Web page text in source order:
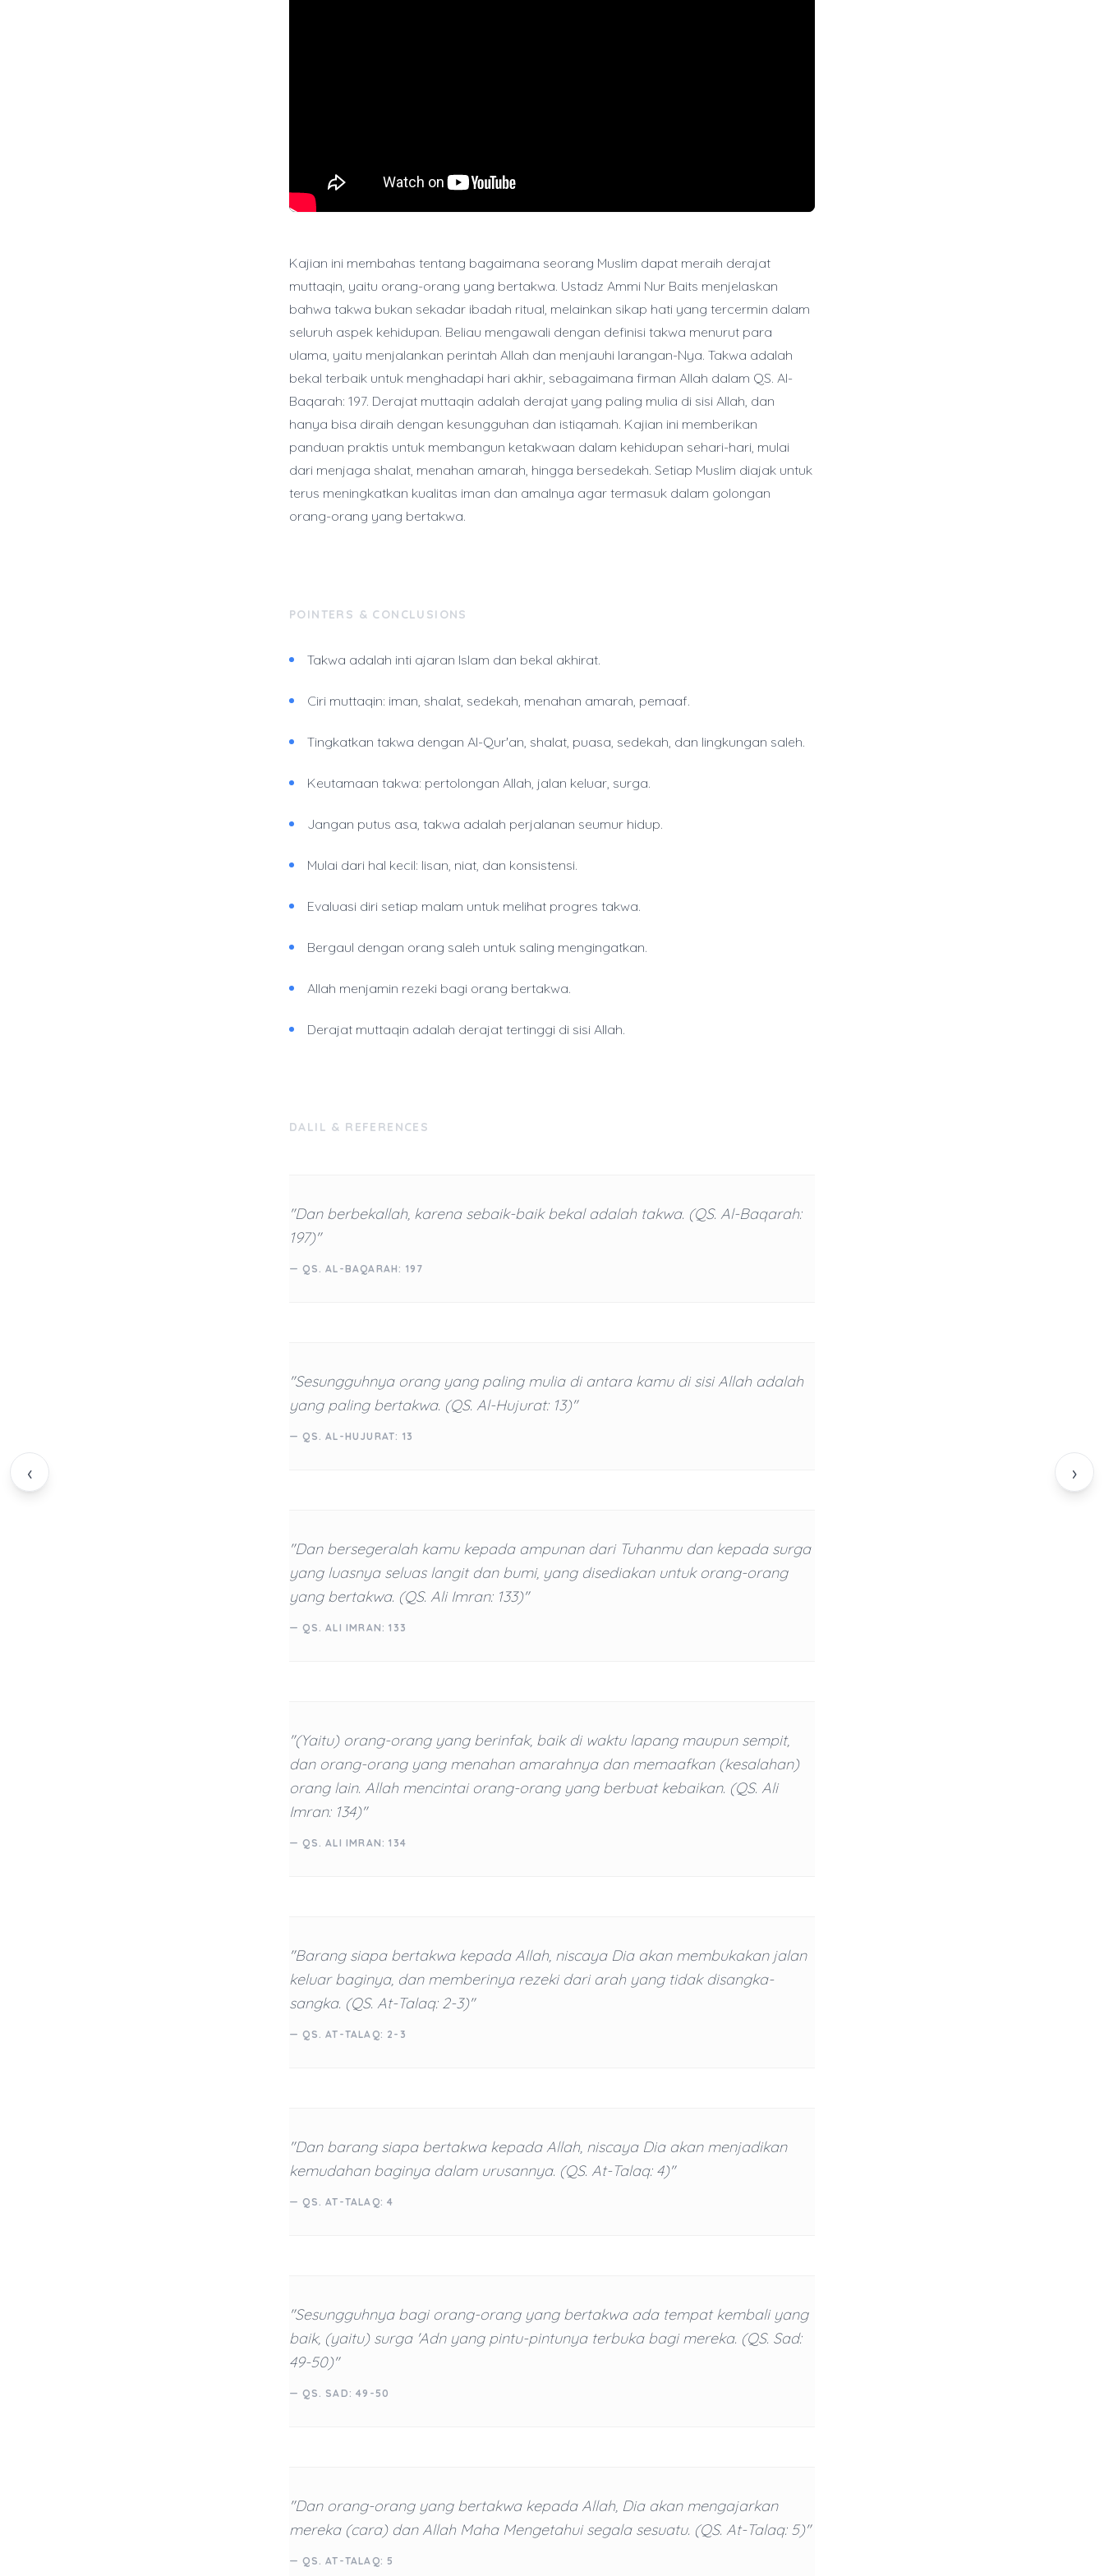
‹ ›
Kajian ini membahas tentang bagaimana seorang Muslim dapat meraih derajat
muttaqin, yaitu orang-orang yang bertakwa. Ustadz Ammi Nur Baits menjelaskan
bahwa takwa bukan sekadar ibadah ritual, melainkan sikap hati yang tercermin dalam
seluruh aspek kehidupan. Beliau mengawali dengan definisi takwa menurut para
ulama, yaitu menjalankan perintah Allah dan menjauhi larangan-Nya. Takwa adalah
bekal terbaik untuk menghadapi hari akhir, sebagaimana firman Allah dalam QS. Al-
Baqarah: 197. Derajat muttaqin adalah derajat yang paling mulia di sisi Allah, dan
hanya bisa diraih dengan kesungguhan dan istiqamah. Kajian ini memberikan
panduan praktis untuk membangun ketakwaan dalam kehidupan sehari-hari, mulai
dari menjaga shalat, menahan amarah, hingga bersedekah. Setiap Muslim diajak untuk
terus meningkatkan kualitas iman dan amalnya agar termasuk dalam golongan
orang-orang yang bertakwa.
POINTERS & CONCLUSIONS
Takwa adalah inti ajaran Islam dan bekal akhirat.
Ciri muttaqin: iman, shalat, sedekah, menahan amarah, pemaaf.
Tingkatkan takwa dengan Al-Qur'an, shalat, puasa, sedekah, dan lingkungan saleh.
Keutamaan takwa: pertolongan Allah, jalan keluar, surga.
Jangan putus asa, takwa adalah perjalanan seumur hidup.
Mulai dari hal kecil: lisan, niat, dan konsistensi.
Evaluasi diri setiap malam untuk melihat progres takwa.
Bergaul dengan orang saleh untuk saling mengingatkan.
Allah menjamin rezeki bagi orang bertakwa.
Derajat muttaqin adalah derajat tertinggi di sisi Allah.
DALIL & REFERENCES
"Dan berbekallah, karena sebaik-baik bekal adalah takwa. (QS. Al-Baqarah:
197)"
— QS. AL-BAQARAH: 197
"Sesungguhnya orang yang paling mulia di antara kamu di sisi Allah adalah
yang paling bertakwa. (QS. Al-Hujurat: 13)"
— QS. AL-HUJURAT: 13
"Dan bersegeralah kamu kepada ampunan dari Tuhanmu dan kepada surga
yang luasnya seluas langit dan bumi, yang disediakan untuk orang-orang
yang bertakwa. (QS. Ali Imran: 133)"
— QS. ALI IMRAN: 133
"(Yaitu) orang-orang yang berinfak, baik di waktu lapang maupun sempit,
dan orang-orang yang menahan amarahnya dan memaafkan (kesalahan)
orang lain. Allah mencintai orang-orang yang berbuat kebaikan. (QS. Ali
Imran: 134)"
— QS. ALI IMRAN: 134
"Barang siapa bertakwa kepada Allah, niscaya Dia akan membukakan jalan
keluar baginya, dan memberinya rezeki dari arah yang tidak disangka-
sangka. (QS. At-Talaq: 2-3)"
— QS. AT-TALAQ: 2-3
"Dan barang siapa bertakwa kepada Allah, niscaya Dia akan menjadikan
kemudahan baginya dalam urusannya. (QS. At-Talaq: 4)"
— QS. AT-TALAQ: 4
"Sesungguhnya bagi orang-orang yang bertakwa ada tempat kembali yang
baik, (yaitu) surga 'Adn yang pintu-pintunya terbuka bagi mereka. (QS. Sad:
49-50)"
— QS. SAD: 49-50
"Dan orang-orang yang bertakwa kepada Allah, Dia akan mengajarkan
mereka (cara) dan Allah Maha Mengetahui segala sesuatu. (QS. At-Talaq: 5)"
— QS. AT-TALAQ: 5